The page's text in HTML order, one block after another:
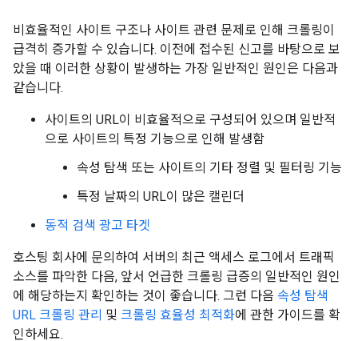
비효율적인 사이트 구조나 사이트 관련 문제로 인해 크롤링이
급격히 증가할 수 있습니다. 이전에 접수된 신고를 바탕으로 보
았을 때 이러한 상황이 발생하는 가장 일반적인 원인은 다음과
같습니다.
사이트의 URL이 비효율적으로 구성되어 있으며 일반적
으로 사이트의 특정 기능으로 인해 발생함
속성 탐색 또는 사이트의 기타 정렬 및 필터링 기능
특정 날짜의 URL이 많은 캘린더
동적 검색 광고 타겟
호스팅 회사에 문의하여 서버의 최근 액세스 로그에서 트래픽
소스를 파악한 다음, 앞서 언급한 크롤링 급증의 일반적인 원인
에 해당하는지 확인하는 것이 좋습니다. 그런 다음 속성 탐색
URL 크롤링 관리 및 크롤링 효율성 최적화에 관한 가이드를 확
인하세요.